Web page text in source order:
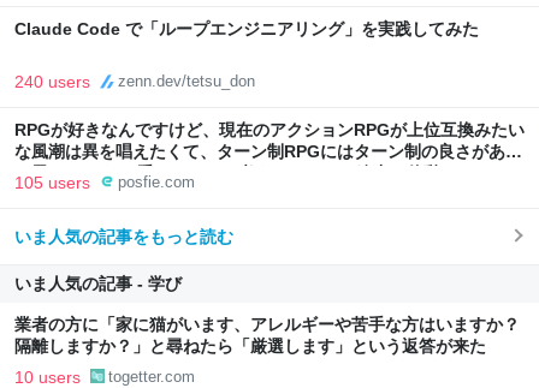
Claude Code で「ループエンジニアリング」を実践してみた
240 users zenn.dev/tetsu_don
RPGが好きなんですけど、現在のアクションRPGが上位互換みたい
な風潮は異を唱えたくて、ターン制RPGにはターン制の良さがある
と思ってます 一手をじっくり考えられたり、途中で休憩したりでき
るのがターン制の良さじゃないですか もっとターン制を煮詰めて欲
(´・ω・｀)」
105 users posfie.com
いま人気の記事をもっと読む
いま人気の記事 - 学び
業者の方に「家に猫がいます、アレルギーや苦手な方はいますか？
隔離しますか？」と尋ねたら「厳選します」という返答が来た
10 users togetter.com